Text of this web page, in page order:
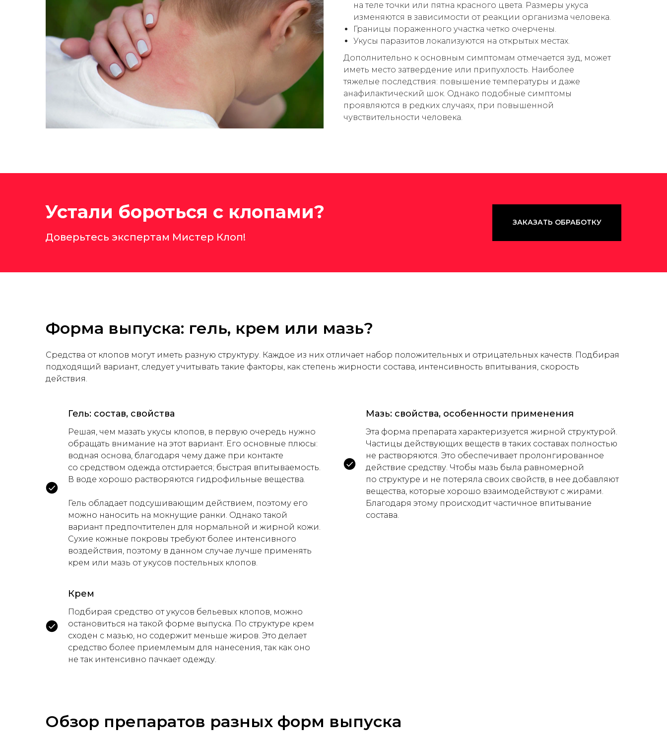
на теле точки или пятна красного цвета. Размеры укуса
изменяются в зависимости от реакции организма человека.
Границы пораженного участка четко очерчены.
Укусы паразитов локализуются на открытых местах.
Дополнительно к основным симптомам отмечается зуд, может
иметь место затвердение или припухлость. Наиболее
тяжелые последствия: повышение температуры и даже
анафилактический шок. Однако подобные симптомы
проявляются в редких случаях, при повышенной
чувствительности человека.
ЗАКАЗАТЬ ОБРАБОТКУ
Устали бороться с клопами?
Доверьтесь экспертам Мистер Клоп!
Форма выпуска: гель, крем или мазь?
Средства от клопов могут иметь разную структуру. Каждое из них отличает набор положительных и отрицательных качеств. Подбирая
подходящий вариант, следует учитывать такие факторы, как степень жирности состава, интенсивность впитывания, скорость
действия.
Гель: состав, свойства
Решая, чем мазать укусы клопов, в первую очередь нужно
обращать внимание на этот вариант. Его основные плюсы:
водная основа, благодаря чему даже при контакте
со средством одежда отстирается; быстрая впитываемость.
В воде хорошо растворяются гидрофильные вещества.
Гель обладает подсушивающим действием, поэтому его
можно наносить на мокнущие ранки. Однако такой
вариант предпочтителен для нормальной и жирной кожи.
Сухие кожные покровы требуют более интенсивного
воздействия, поэтому в данном случае лучше применять
крем или мазь от укусов постельных клопов.
Мазь: свойства, особенности применения
Эта форма препарата характеризуется жирной структурой.
Частицы действующих веществ в таких составах полностью
не растворяются. Это обеспечивает пролонгированное
действие средству. Чтобы мазь была равномерной
по структуре и не потеряла своих свойств, в нее добавляют
вещества, которые хорошо взаимодействуют с жирами.
Благодаря этому происходит частичное впитывание
состава.
Крем
Подбирая средство от укусов бельевых клопов, можно
остановиться на такой форме выпуска. По структуре крем
сходен с мазью, но содержит меньше жиров. Это делает
средство более приемлемым для нанесения, так как оно
не так интенсивно пачкает одежду.
Обзор препаратов разных форм выпуска